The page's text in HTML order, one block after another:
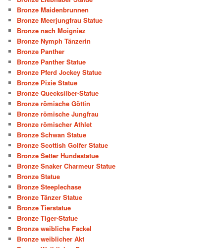
Bronze Maidenbrunnen
Bronze Meerjungfrau Statue
Bronze nach Moigniez
Bronze Nymph Tänzerin
Bronze Panther
Bronze Panther Statue
Bronze Pferd Jockey Statue
Bronze Pixie Statue
Bronze Quecksilber-Statue
Bronze römische Göttin
Bronze römische Jungfrau
Bronze römischer Athlet
Bronze Schwan Statue
Bronze Scottish Golfer Statue
Bronze Setter Hundestatue
Bronze Snaker Charmeur Statue
Bronze Statue
Bronze Steeplechase
Bronze Tänzer Statue
Bronze Tierstatue
Bronze Tiger-Statue
Bronze weibliche Fackel
Bronze weiblicher Akt